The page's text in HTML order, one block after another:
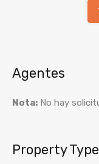
Agentes
Nota: No hay
Property